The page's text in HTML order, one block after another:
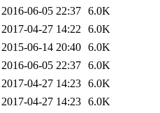
2016-06-05 22:37 6.0K
2017-04-27 14:22 6.0K
2015-06-14 20:40 6.0K
2016-06-05 22:37 6.0K
2017-04-27 14:23 6.0K
2017-04-27 14:23 6.0K